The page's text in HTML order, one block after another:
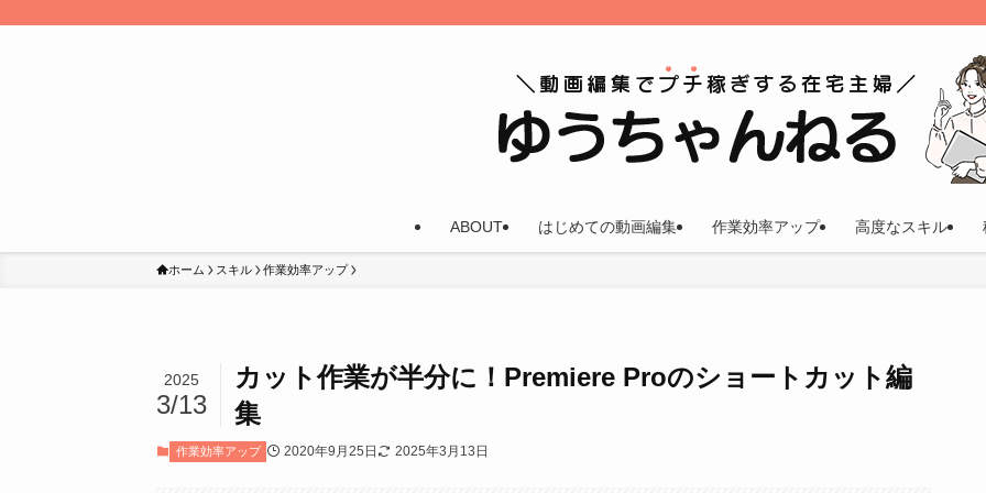
ABOUT はじめての動画編集 作業効率アップ 高度なスキル
ホーム スキル 作業効率アップ
カット作業が半分に！Premiere Proのショートカット編
集
2025
3/13
作業効率アップ 2020年9月25日 2025年3月13日